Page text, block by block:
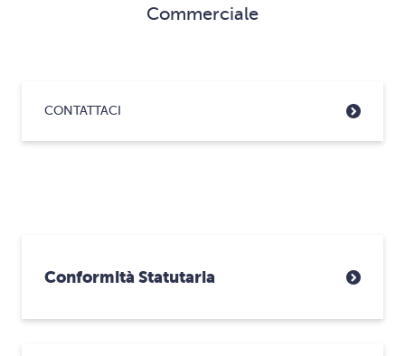
Commerciale
CONTATTACI
Conformità Statutaria